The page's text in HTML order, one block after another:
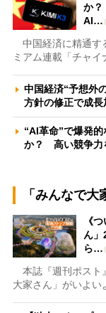
か？
AI…
中国経済に精通す
ミアム連載「チャ
中国経済“予想外
方針の修正で成
“AI革命”で爆発
か？ 高い競争力
「みんなで
《
ん」
ら…
本誌『週刊ポスト
大家さん」がいよい